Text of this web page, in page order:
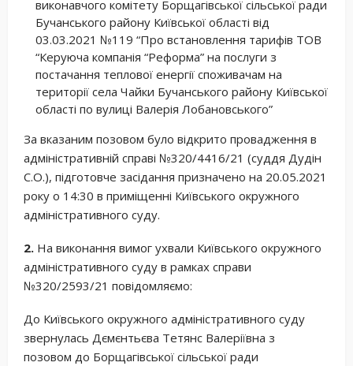
виконавчого комітету Борщагівської сільської ради
Бучанського району Київської області від
03.03.2021 №119 “Про встановлення тарифів ТОВ
“Керуюча компанія “Реформа” на послуги з
постачання теплової енергії споживачам на
території села Чайки Бучанського району Київської
області по вулиці Валерія Лобановського”
За вказаним позовом було відкрито провадження в
адміністративній справі №320/4416/21 (суддя Дудін
С.О.), підготовче засідання призначено на 20.05.2021
року о 14:30 в приміщенні Київського окружного
адміністративного суду.
2. На виконання вимог ухвали Київського окружного
адміністративного суду в рамках справи
№320/2593/21 повідомляємо:
До Київського окружного адміністративного суду
звернулась Дємєнтьєва Тетянс Валеріївна з
позовом до Борщагівської сільської ради